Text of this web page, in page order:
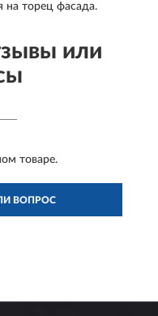
на торец фасада.
или
товаре.
ВОПРОС